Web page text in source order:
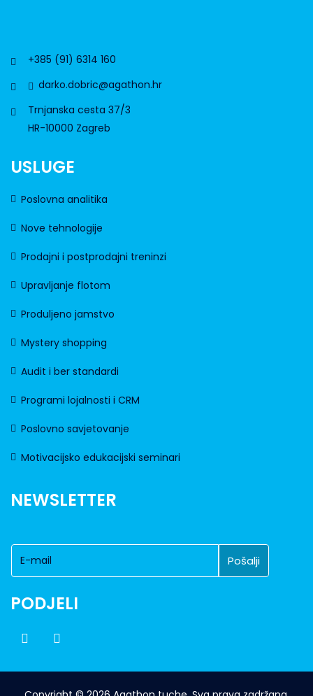
+385 (91) 6314 160
darko.dobric@agathon.hr
Trnjanska cesta 37/3
HR-10000 Zagreb
USLUGE
Poslovna analitika
Nove tehnologije
Prodajni i postprodajni treninzi
Upravljanje flotom
Produljeno jamstvo
Mystery shopping
Audit i ber standardi
Programi lojalnosti i CRM
Poslovno savjetovanje
Motivacijsko edukacijski seminari
NEWSLETTER
PODJELI